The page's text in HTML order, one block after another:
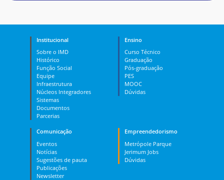
Institucional
Sobre o IMD
Histórico
Função Social
Equipe
Infraestrutura
Núcleos Integradores
Sistemas
Documentos
Parcerias
Ensino
Curso Técnico
Graduação
Pós-graduação
PES
MOOC
Dúvidas
Comunicação
Eventos
Notícias
Sugestões de pauta
Publicações
Newsletter
Empreendedorismo
Metrópole Parque
Jerimum Jobs
Dúvidas